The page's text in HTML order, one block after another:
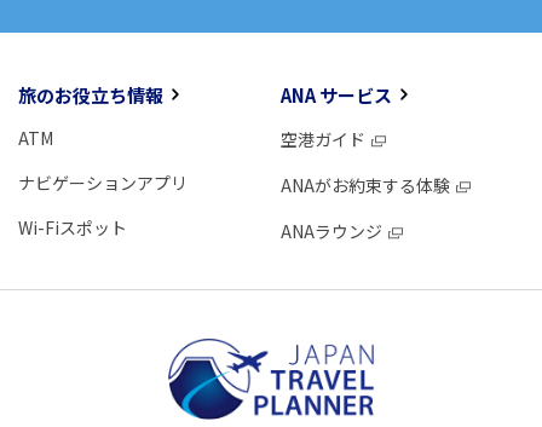
旅のお役立ち情報
ATM
ナビゲーションアプリ
Wi-Fiスポット
ANA サービス
空港ガイド
ANAがお約束する体験
ANAラウンジ